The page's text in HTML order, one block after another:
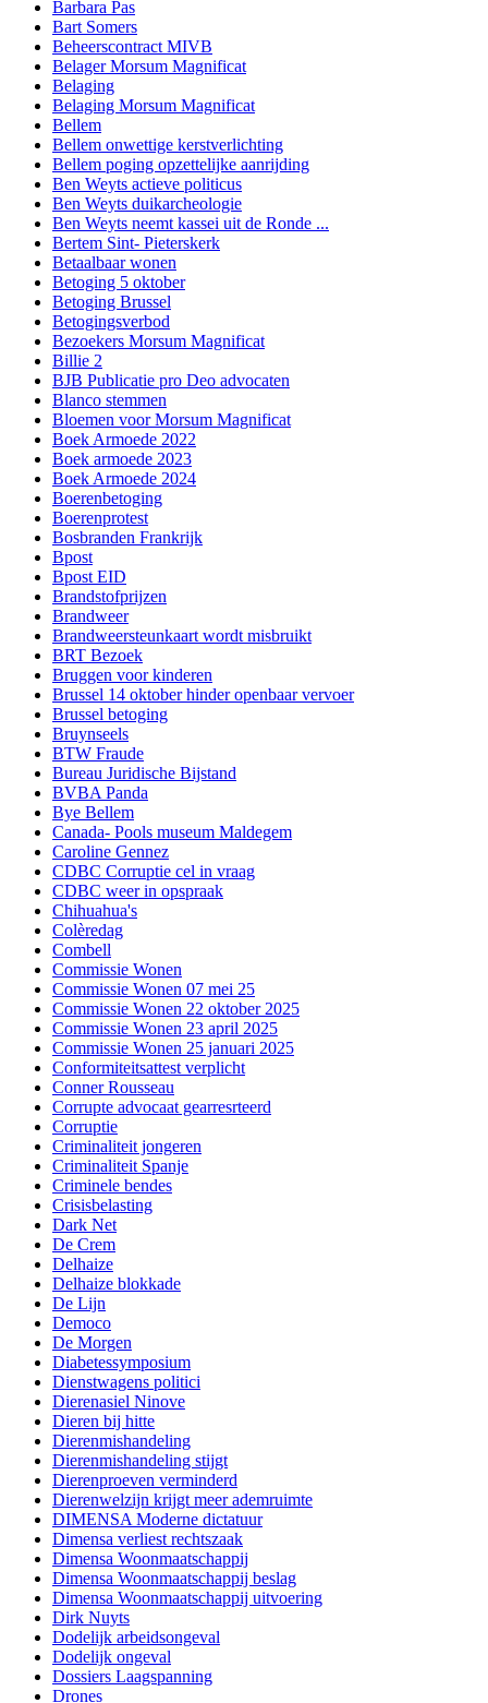
Barbara Pas
Bart Somers
Beheerscontract MIVB
Belager Morsum Magnificat
Belaging
Belaging Morsum Magnificat
Bellem
Bellem onwettige kerstverlichting
Bellem poging opzettelijke aanrijding
Ben Weyts actieve politicus
Ben Weyts duikarcheologie
Ben Weyts neemt kassei uit de Ronde ...
Bertem Sint- Pieterskerk
Betaalbaar wonen
Betoging 5 oktober
Betoging Brussel
Betogingsverbod
Bezoekers Morsum Magnificat
Billie 2
BJB Publicatie pro Deo advocaten
Blanco stemmen
Bloemen voor Morsum Magnificat
Boek Armoede 2022
Boek armoede 2023
Boek Armoede 2024
Boerenbetoging
Boerenprotest
Bosbranden Frankrijk
Bpost
Bpost EID
Brandstofprijzen
Brandweer
Brandweersteunkaart wordt misbruikt
BRT Bezoek
Bruggen voor kinderen
Brussel 14 oktober hinder openbaar vervoer
Brussel betoging
Bruynseels
BTW Fraude
Bureau Juridische Bijstand
BVBA Panda
Bye Bellem
Canada- Pools museum Maldegem
Caroline Gennez
CDBC Corruptie cel in vraag
CDBC weer in opspraak
Chihuahua's
Colèredag
Combell
Commissie Wonen
Commissie Wonen 07 mei 25
Commissie Wonen 22 oktober 2025
Commissie Wonen 23 april 2025
Commissie Wonen 25 januari 2025
Conformiteitsattest verplicht
Conner Rousseau
Corrupte advocaat gearresrteerd
Corruptie
Criminaliteit jongeren
Criminaliteit Spanje
Criminele bendes
Crisisbelasting
Dark Net
De Crem
Delhaize
Delhaize blokkade
De Lijn
Democo
De Morgen
Diabetessymposium
Dienstwagens politici
Dierenasiel Ninove
Dieren bij hitte
Dierenmishandeling
Dierenmishandeling stijgt
Dierenproeven verminderd
Dierenwelzijn krijgt meer ademruimte
DIMENSA Moderne dictatuur
Dimensa verliest rechtszaak
Dimensa Woonmaatschappij
Dimensa Woonmaatschappij beslag
Dimensa Woonmaatschappij uitvoering
Dirk Nuyts
Dodelijk arbeidsongeval
Dodelijk ongeval
Dossiers Laagspanning
Drones